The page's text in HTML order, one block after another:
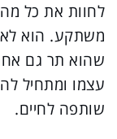
לחוות את כל
משתקע. הוא לא
שהוא תר גם
עצמו ומתחיל
שותפה לחיים.